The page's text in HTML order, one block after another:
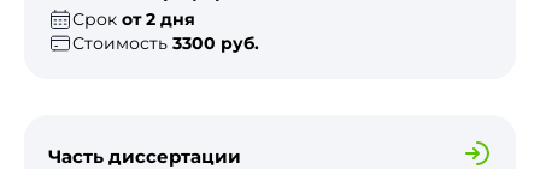
Срок от 2 дня
Стоимость 3300 руб.
Часть диссертации